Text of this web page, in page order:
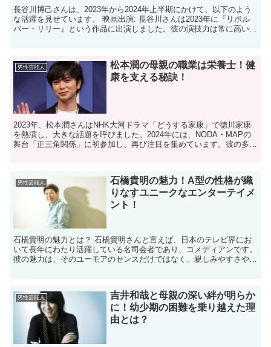
長谷川博己さんは、2023年から2024年上半期にかけて、以下のよう
な活躍を見せています。 映画出演: 長谷川さんは2023年に『リボル
バー・リリー』という作品に出演しました。彼の演技力は常に高い評
男性芸能人
松本潤の母親の職業は栄養士！健
康を支える秘訣！
2023年、松本潤さんはNHK大河ドラマ「どうする家康」で徳川家康
を熱演し、大きな話題を呼びました。2024年には、NODA・MAPの
舞台「正三角関係」に初参加し、再び注目を集めています。彼の多彩
男性芸能人
石橋貴明の魅力！A型の性格が織
りなすユニークなエンターテイメ
ント！
石橋貴明の魅力とは？ 石橋貴明さんと言えば、日本のテレビ界にお
いて長年にわたり活躍している名司会者であり、コメディアンです。
彼の魅力は、そのユーモアのセンスだけではなく、親しみやすさや人
男性芸能人
吉井和哉と母親の深い絆が明らか
に！幼少期の困難を乗り越えた理
由とは？